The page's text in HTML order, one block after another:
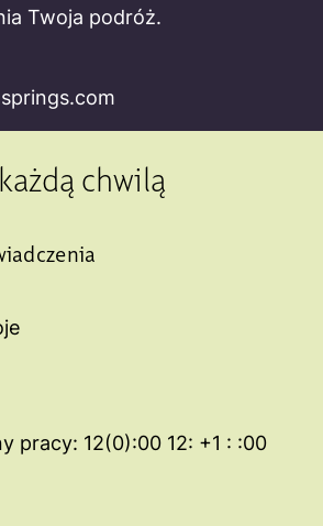
Twoja podróż.
chwilą
pracy: 12(0):00 12: +1 : :00